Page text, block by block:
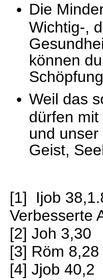
Die
Wichtig-,
können
Weil das
dürfen
und
Geist,
[1] Ijob
Verbesserte
[2] Joh 3,30
[3] Röm 8,28
[4] Jjob 40,2